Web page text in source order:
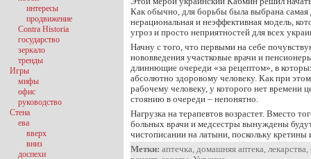
Как обычно, для борьбы была выбрана самая
нерациональная и неэффективная модель,
угроз и просто неприятностей для всех
Начну с того, что первыми на себе
нововведения участковые врачи и
длиннющие очереди «за рецептом», в
абсолютно здоровому человеку. Как при
рабочему человеку, у которого нет времени
стоянию в очереди – непонятно.
Нагрузка на терапевтов возрастет. Вместо
больных врачи и медсестры вынуждены
чистописании на латыни, поскольку кретины
Метки: аптечка, домашняя аптека, лекарства,
интересы
продвижение
Contra Historia
государство
зеркало
тренды
Игры
мифы
офис
руководство
Стена
ева
вверх
вниз
доспехи